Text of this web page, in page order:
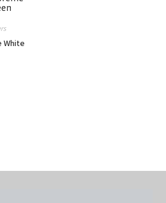
White